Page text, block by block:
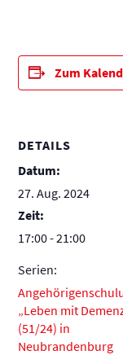
Zum
DETAILS
Datum:
27. Aug. 2024
Zeit:
17:00 - 21:00
Serien:
„Leben mit
(51/24) in
Neubrandenburg